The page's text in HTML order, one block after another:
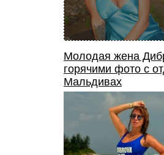
Молодая жена
горячими фото с
Мальдивах